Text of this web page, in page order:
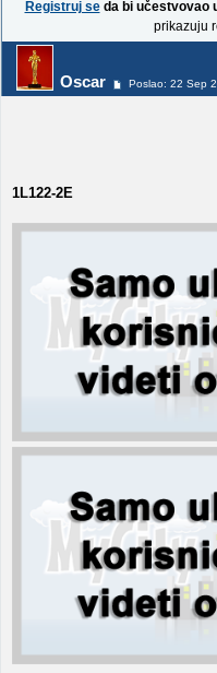
Registruj seda bi učestvovao
prikazuju
Oscar Poslao: 22 Sep
1L122-2E